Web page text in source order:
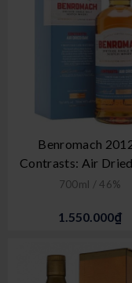
Benromach
Contrasts: Air
700ml / 46%
1.550.000₫